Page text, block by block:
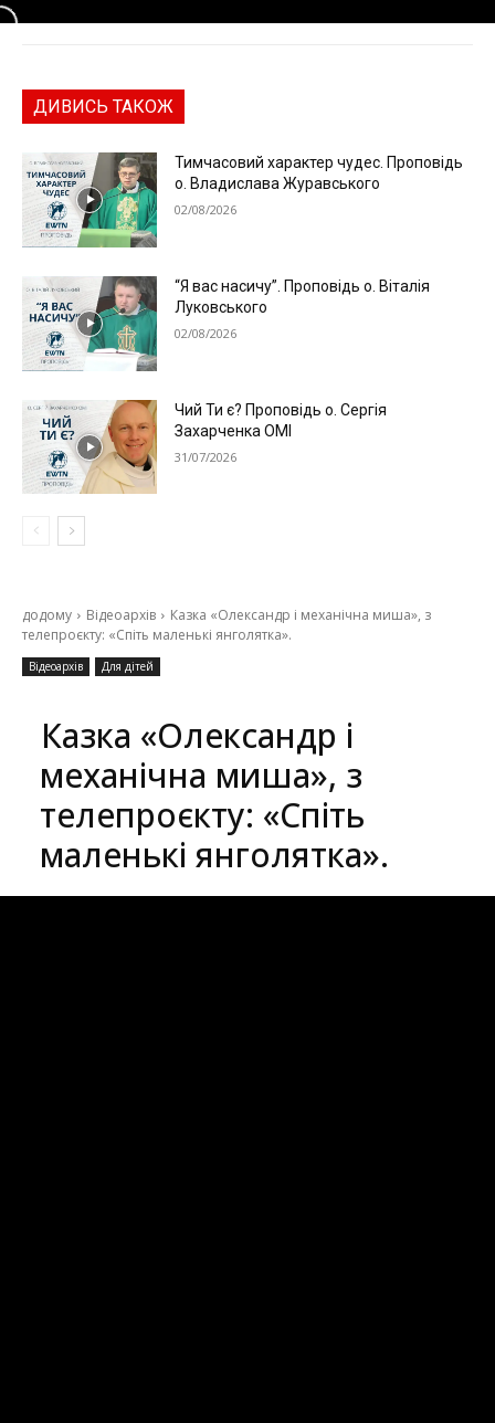
ДИВИСЬ ТАКОЖ
Тимчасовий характер чудес. Проповідь
о. Владислава Журавського
02/08/2026
“Я вас насичу”. Проповідь о. Віталія
Луковського
02/08/2026
Чий Ти є? Проповідь о. Сергія
Захарченка ОМІ
31/07/2026